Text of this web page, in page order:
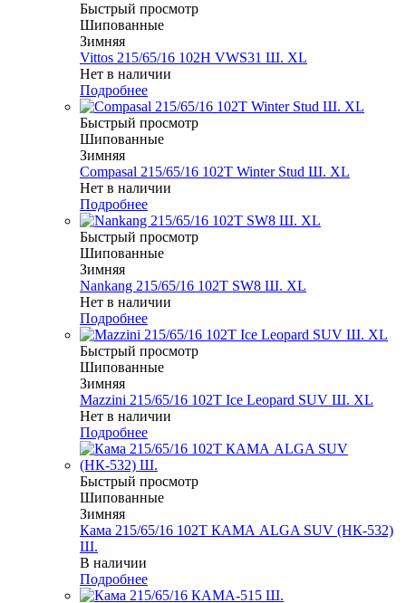
Быстрый просмотр
Шипованные
Зимняя
Vittos 215/65/16 102H VWS31 Ш. XL
Нет в наличии
Подробнее
Быстрый просмотр
Шипованные
Зимняя
Compasal 215/65/16 102T Winter Stud Ш. XL
Нет в наличии
Подробнее
Быстрый просмотр
Шипованные
Зимняя
Nankang 215/65/16 102T SW8 Ш. XL
Нет в наличии
Подробнее
Быстрый просмотр
Шипованные
Зимняя
Mazzini 215/65/16 102T Ice Leopard SUV Ш. XL
Нет в наличии
Подробнее
Быстрый просмотр
Шипованные
Зимняя
Кама 215/65/16 102T КАМА ALGA SUV (НК-532)
Ш.
В наличии
Подробнее